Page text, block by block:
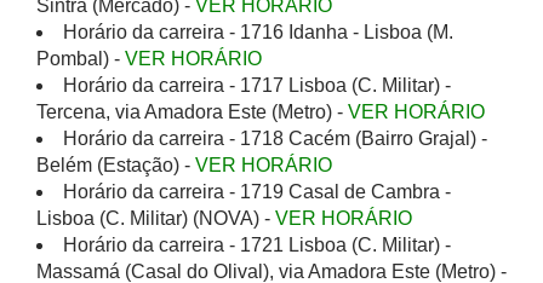
Sintra (Mercado) - VER HORÁRIO
Horário da carreira - 1716 Idanha - Lisboa (M.
Pombal) - VER HORÁRIO
Horário da carreira - 1717 Lisboa (C. Militar) -
Tercena, via Amadora Este (Metro) - VER HORÁRIO
Horário da carreira - 1718 Cacém (Bairro Grajal) -
Belém (Estação) - VER HORÁRIO
Horário da carreira - 1719 Casal de Cambra -
Lisboa (C. Militar) (NOVA) - VER HORÁRIO
Horário da carreira - 1721 Lisboa (C. Militar) -
Massamá (Casal do Olival), via Amadora Este (Metro) -